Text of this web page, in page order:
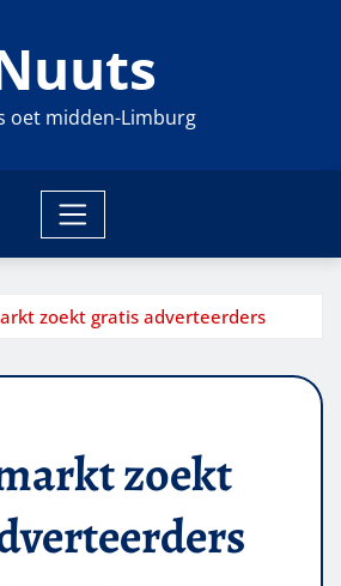
oet midden-Limburg
zoekt gratis adverteerders
zoekt